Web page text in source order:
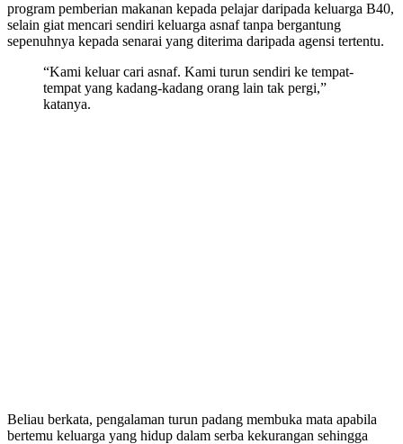
program pemberian makanan kepada pelajar daripada keluarga B40,
selain giat mencari sendiri keluarga asnaf tanpa bergantung
sepenuhnya kepada senarai yang diterima daripada agensi tertentu.
“Kami keluar cari asnaf. Kami turun sendiri ke tempat-
tempat yang kadang-kadang orang lain tak pergi,”
katanya.
Beliau berkata, pengalaman turun padang membuka mata apabila
bertemu keluarga yang hidup dalam serba kekurangan sehingga